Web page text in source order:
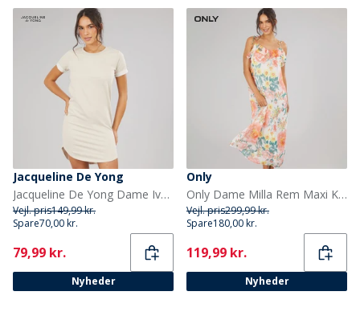
Jacqueline De Yong
Jacqueline De Yong Dame Ivy Kortærmet Kjole Chateau Gray
Vejl. pris149,99 kr.
Spare70,00 kr.
Current
79,99 kr.
Nyheder
Only
Only Dame Milla Rem Maxi Kjole Cloud Dancer Big Flowers
Vejl. pris299,99 kr.
Spare180,00 kr.
Current
119,99 kr.
Nyheder